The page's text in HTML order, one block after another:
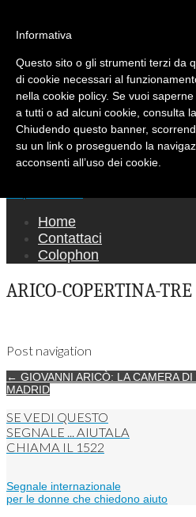
Mondo Italiano
LE INTERVISTE SONO
RICOPRONO RUOLI
QUELLI CHE
A CHI È UN "COMUNE
PER TUTTO QUESTO
DI ESSERE ITALIANI"
Home
Contattaci
Colophon
ARICO-COPERTINA-TRE
Post navigation
← GIOVANNI ARICÒ: LA CAMERA
MADRID
SE VEDI QUESTO
SEGNALE ... AIUTALA
CHIAMA IL 1522
Segnale internazionale
per le donne che chiedono aiuto
Informativa
Questo sito o gli strumenti terzi da
di cookie necessari al
nella cookie policy. Se vuoi
a tutti o ad alcuni cookie, consulta la
Chiudendo questo banner,
su un link o proseguendo la
acconsenti all’uso dei cookie.